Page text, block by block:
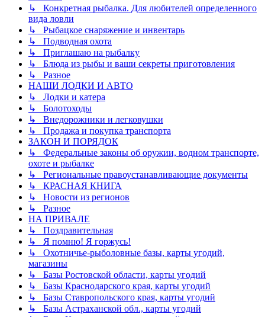
↳ Конкретная рыбалка. Для любителей определенного
вида ловли
↳ Рыбацкое снаряжение и инвентарь
↳ Подводная охота
↳ Приглашаю на рыбалку
↳ Блюда из рыбы и ваши секреты приготовления
↳ Разное
НАШИ ЛОДКИ И АВТО
↳ Лодки и катера
↳ Болотоходы
↳ Внедорожники и легковушки
↳ Продажа и покупка транспорта
ЗАКОН И ПОРЯДОК
↳ Федеральные законы об оружии, водном транспорте,
охоте и рыбалке
↳ Региональные правоустанавливающие документы
↳ КРАСНАЯ КНИГА
↳ Новости из регионов
↳ Разное
НА ПРИВАЛЕ
↳ Поздравительная
↳ Я помню! Я горжусь!
↳ Охотничье-рыболовные базы, карты угодий,
магазины
↳ Базы Ростовской области, карты угодий
↳ Базы Краснодарского края, карты угодий
↳ Базы Ставропольского края, карты угодий
↳ Базы Астраханской обл., карты угодий